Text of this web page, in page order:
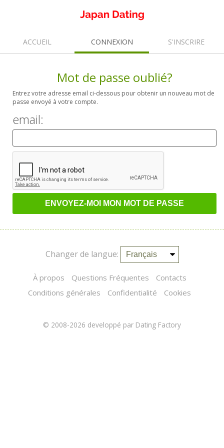
ACCUEIL CONNEXION S'INSCRIRE
Mot de passe oublié?
Entrez votre adresse email ci-dessous pour obtenir un nouveau mot de
passe envoyé à votre compte.
email:
Changer de langue:
À propos Questions Fréquentes
Contacts
Conditions générales
Confidentialité Cookies
© 2008-2026 developpé par Dating Factory